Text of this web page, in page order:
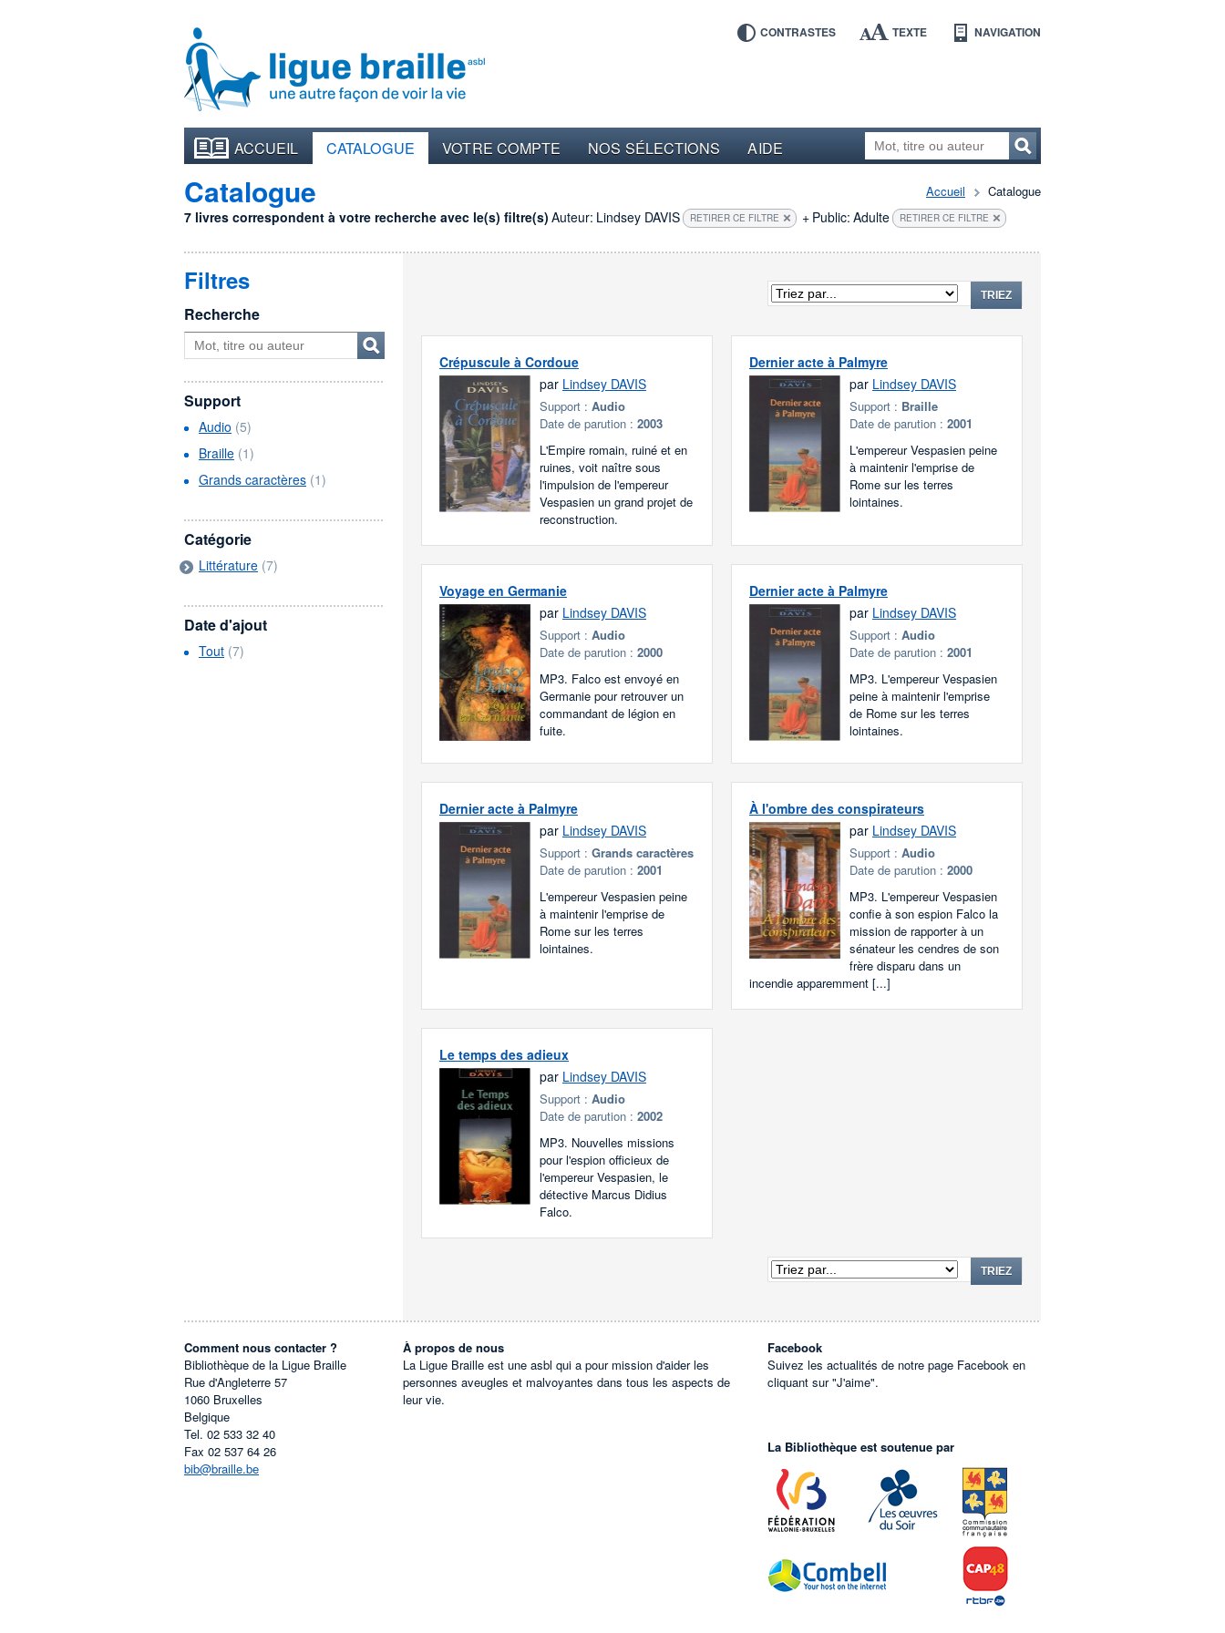
CONTRASTES TEXTE NAVIGATION
ACCUEIL CATALOGUE VOTRE COMPTE NOS SÉLECTIONS AIDE
Accueil Catalogue
Catalogue
7 livres correspondent à votre recherche avec le(s) filtre(s) Auteur: Lindsey DAVIS RETIRER CE FILTRE + Public: Adulte RETIRER CE FILTRE
TRIEZ
Crépuscule à Cordoue
par Lindsey DAVIS
Support :Audio
Date de parution :2003
L'Empire romain, ruiné et en
ruines, voit naître sous
l'impulsion de l'empereur
Vespasien un grand projet de
reconstruction.
Dernier acte à Palmyre
par Lindsey DAVIS
Support : Braille
Date de parution : 2001
L'empereur Vespasien peine
à maintenir l'emprise de
Rome sur les terres
lointaines.
Voyage en Germanie
par Lindsey DAVIS
Support :Audio
Date de parution :2000
MP3. Falco est envoyé en
Germanie pour retrouver un
commandant de légion en
fuite.
Dernier acte à Palmyre
par Lindsey DAVIS
Support : Audio
Date de parution : 2001
MP3. L'empereur Vespasien
peine à maintenir l'emprise
de Rome sur les terres
lointaines.
Dernier acte à Palmyre
par Lindsey DAVIS
Support :Grands caractères
Date de parution :2001
L'empereur Vespasien peine
à maintenir l'emprise de
Rome sur les terres
lointaines.
À l'ombre des conspirateurs
par Lindsey DAVIS
Support : Audio
Date de parution : 2000
MP3. L'empereur Vespasien
confie à son espion Falco la
mission de rapporter à un
sénateur les cendres de son
frère disparu dans un
incendie apparemment [...]
Le temps des adieux
par Lindsey DAVIS
Support :Audio
Date de parution :2002
MP3. Nouvelles missions
pour l'espion officieux de
l'empereur Vespasien, le
détective Marcus Didius
Falco.
TRIEZ
Filtres
Recherche
Support
Audio (5)
Braille (1)
Grands caractères (1)
Catégorie
Littérature (7)
Date d'ajout
Tout (7)
Comment nous contacter ?
Bibliothèque de la Ligue Braille
Rue d'Angleterre 57
1060 Bruxelles
Belgique
Tel. 02 533 32 40
Fax 02 537 64 26
bib@braille.be
À propos de nous
La Ligue Braille est une asbl qui a pour mission d'aider les
personnes aveugles et malvoyantes dans tous les aspects de
leur vie.
Facebook
Suivez les actualités de notre page Facebook en
cliquant sur "J'aime".
La Bibliothèque est soutenue par